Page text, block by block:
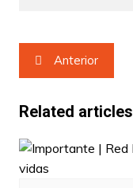
Navegación
de
entradas
Anterior
Related articles